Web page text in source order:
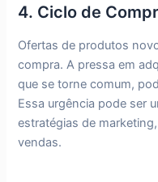
4. Ciclo de
Ofertas de produtos
compra. A pressa em
que se torne comum,
Essa urgência pode ser
estratégias de
vendas.